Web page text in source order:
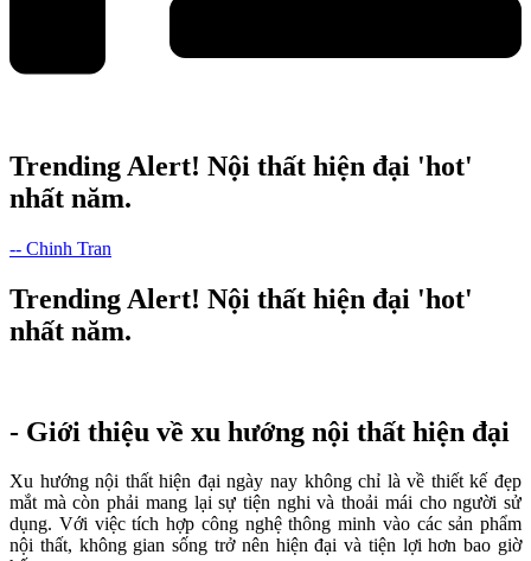
Trending Alert! Nội thất hiện đại 'hot'
nhất năm.
-- Chinh Tran
Trending Alert! Nội thất hiện đại 'hot'
nhất năm.
- Giới thiệu về xu hướng nội thất hiện đại
Xu hướng nội thất hiện đại ngày nay không chỉ là về thiết kế đẹp
mắt mà còn phải mang lại sự tiện nghi và thoải mái cho người sử
dụng. Với việc tích hợp công nghệ thông minh vào các sản phẩm
nội thất, không gian sống trở nên hiện đại và tiện lợi hơn bao giờ